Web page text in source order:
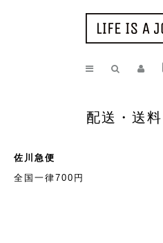
配送・送
佐川急便
全国一律700円